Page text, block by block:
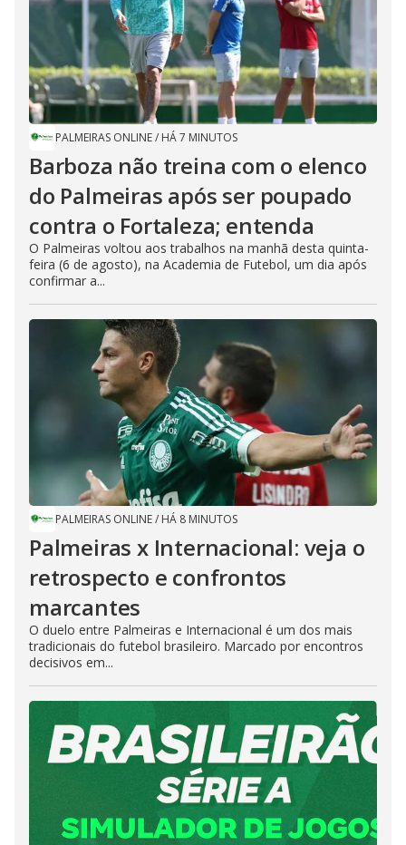
PALMEIRAS ONLINE/ HÁ 7 MINUTOS
Barboza não treina com o elenco
do Palmeiras após ser poupado
contra o Fortaleza; entenda
O Palmeiras voltou aos trabalhos na manhã desta quinta-
feira (6 de agosto), na Academia de Futebol, um dia após
confirmar a...
PALMEIRAS ONLINE/ HÁ 8 MINUTOS
Palmeiras x Internacional: veja o
retrospecto e confrontos
marcantes
O duelo entre Palmeiras e Internacional é um dos mais
tradicionais do futebol brasileiro. Marcado por encontros
decisivos em...